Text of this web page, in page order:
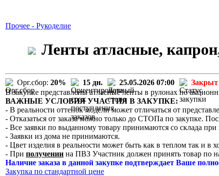
Прочее - Рукоделие
Ленты атласные,
Орг.сбор: 20% 15 дн. 25.05.2026 07:00
Закрыт
В закупке представлены атласные ленты в рулонах по
ВАЖНЫЕ УСЛОВИЯ УЧАСТИЯ В ЗАКУПКЕ:
- В реальности оттенок модели может отличаться от
- Отказаться от заказа можно только до СТОПа по закупке.
- Все заявки по выданному товару принимаются со склада при
- Заявки из дома не принимаются.
- Цвет изделия в реальности может быть как в теплом так и в
- При получении на ПВЗ Участник должен принять товар по
Наличие заказа в данной закупке подтверждает Ваше
Закупка по стандартной цене